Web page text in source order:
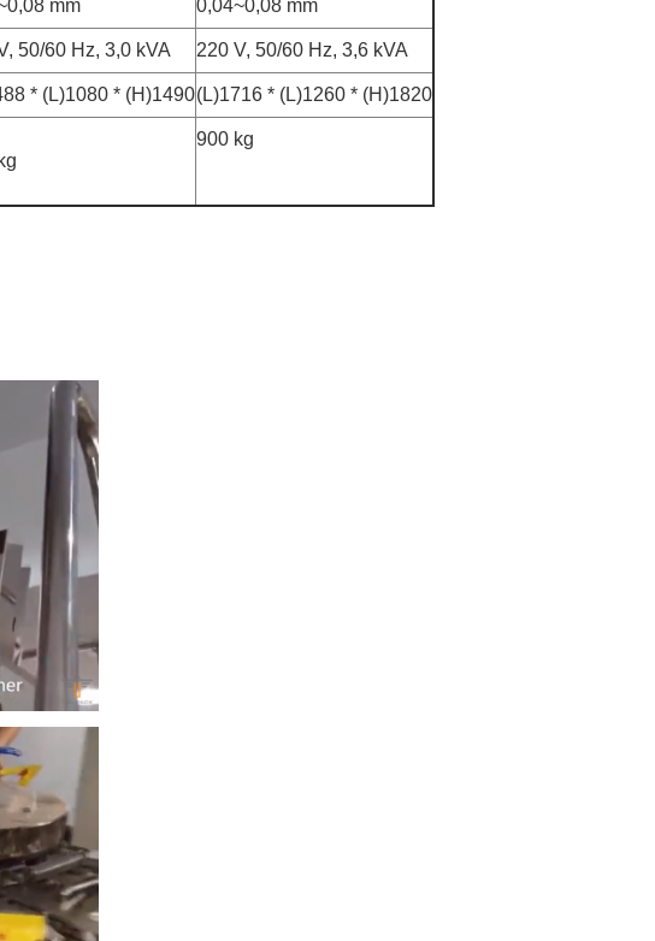
mm 0,04~0,08 mm
50/60 Hz, 3,0 kVA 220 V, 50/60 Hz, 3,6 kVA
* (L)1080 * (H)1490(L)1716 * (L)1260 * (H)1820
900 kg